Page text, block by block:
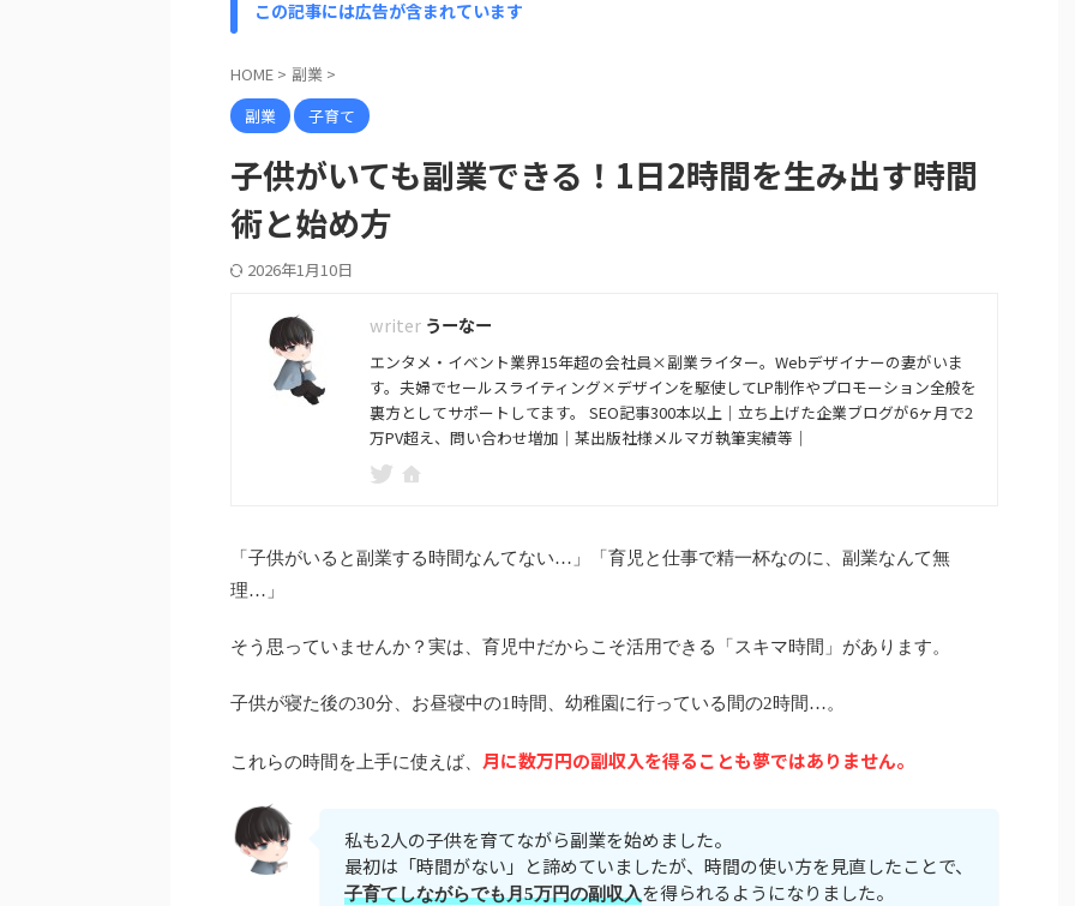
この記事には広告が含まれています
HOME > 副業 >
副業
子育て
子供がいても副業できる！1日2時間を生み出す時間
術と始め方
2026年1月10日
うーなー
エンタメ・イベント業界15年超の会社員×副業ライター。Webデザイナーの妻がいま
す。夫婦でセールスライティング×デザインを駆使してLP制作やプロモーション全般を
裏方としてサポートしてます。 SEO記事300本以上｜立ち上げた企業ブログが6ヶ月で2
万PV超え、問い合わせ増加｜某出版社様メルマガ執筆実績等｜
「子供がいると副業する時間なんてない…」「育児と仕事で精一杯なのに、副業なんて無
理…」
そう思っていませんか？実は、育児中だからこそ活用できる「スキマ時間」があります。
子供が寝た後の30分、お昼寝中の1時間、幼稚園に行っている間の2時間…。
これらの時間を上手に使えば、 月に数万円の副収入を得ることも夢ではありません。
私も2人の子供を育てながら副業を始めました。
最初は「時間がない」と諦めていましたが、時間の使い方を見直したことで、
子育てしながらでも月5万円の副収入を得られるようになりました。